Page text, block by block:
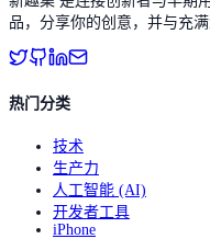
品，分享你的创意，并与充
热门分类
技术
生产力
人工智能 (AI)
开发者工具
iPhone